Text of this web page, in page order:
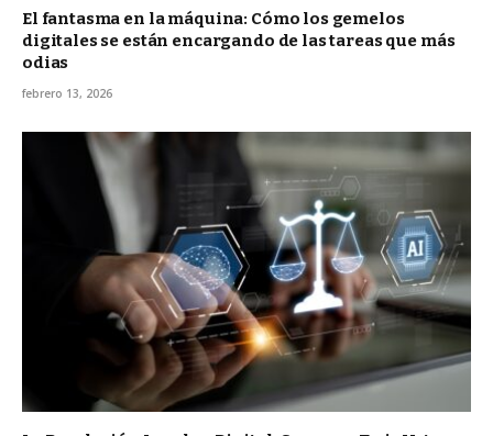
El fantasma en la máquina: Cómo los gemelos
digitales se están encargando de las tareas que más
odias
febrero 13, 2026